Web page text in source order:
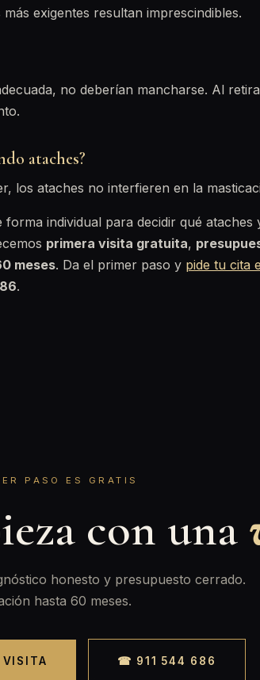
exigentes resultan imprescindibles.
no deberían mancharse. Al
ataches?
los ataches no interfieren en la
forma individual para decidir qué ataches
primera visita gratuita,
meses. Da el primer paso y pide tu cita
.
PASO ES GRATIS
con una
honesto y presupuesto cerrado.
hasta 60 meses.
VISITA ☎ 911 544 686